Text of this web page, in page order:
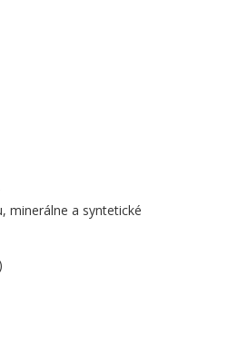
minerálne a syntetické